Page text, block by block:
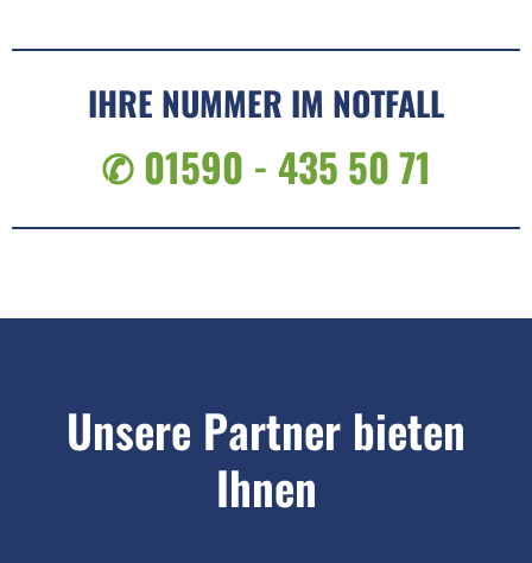
IHRE NUMMER IM NOTFALL
✆ 01590 - 435 50 71
Unsere Partner bieten
Ihnen